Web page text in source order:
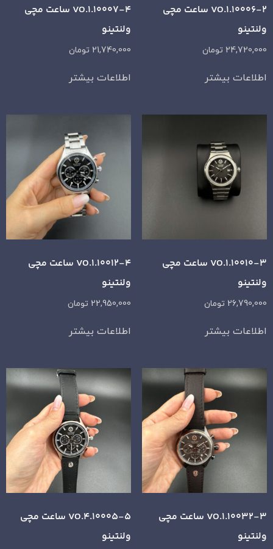
VO.1.10006-2 ساعت مچی
ولنتینو
24,720,000 تومان
اطلاعات بیشتر
VO.1.10007-4 ساعت مچی
ولنتینو
21,740,000 تومان
اطلاعات بیشتر
VO.1.10010-3 ساعت مچی
ولنتینو
26,790,000 تومان
اطلاعات بیشتر
VO.1.10012-4 ساعت مچی
ولنتینو
22,950,000 تومان
اطلاعات بیشتر
VO.1.10032-3 ساعت مچی
ولنتینو
VO.4.10005-5 ساعت مچی
ولنتینو